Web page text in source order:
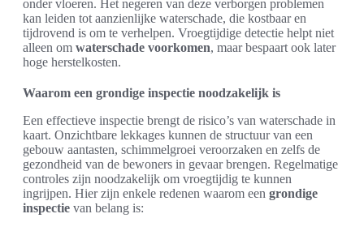
onder vloeren. Het negeren van deze verborgen problemen
kan leiden tot aanzienlijke waterschade, die kostbaar en
tijdrovend is om te verhelpen. Vroegtijdige detectie helpt niet
alleen om waterschade voorkomen, maar bespaart ook later
hoge herstelkosten.
Waarom een grondige inspectie noodzakelijk is
Een effectieve inspectie brengt de risico’s van waterschade in
kaart. Onzichtbare lekkages kunnen de structuur van een
gebouw aantasten, schimmelgroei veroorzaken en zelfs de
gezondheid van de bewoners in gevaar brengen. Regelmatige
controles zijn noodzakelijk om vroegtijdig te kunnen
ingrijpen. Hier zijn enkele redenen waarom een grondige
inspectie van belang is: